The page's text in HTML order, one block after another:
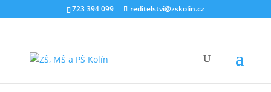
723 394 099 reditelstvi@zskolin.cz